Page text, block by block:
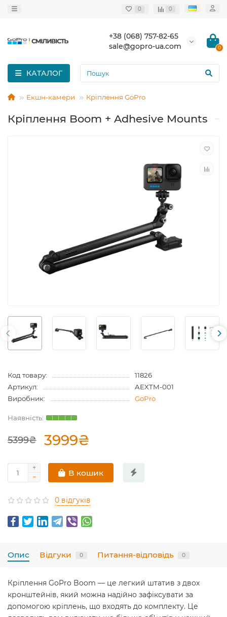
0 0
+38 (068) 757-82-65
sale@gopro-ua.com
0
КАТАЛОГ
Екшн-камери Кріплення GoPro
Кріплення Boom + Adhesive Mounts
Код товару:
11826
Артикул:
AEXTM-001
Виробник:
GoPro
5399₴ 3999₴
В кошик
0 відгуків
Опис Відгуки 0 Питання-відповідь 0
Кріплення GoPro Boom — це легкий штатив з двох
кронштейнів, який можна надійно зафіксувати за
допомогою кріплень, що входять до комплекту. Це